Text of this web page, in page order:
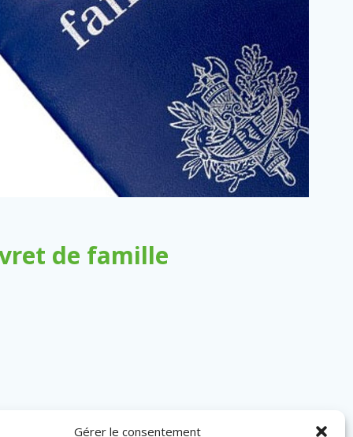
Gérer le consentement
de famille